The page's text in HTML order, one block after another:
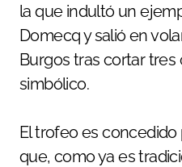
la que indultó un
Domecq y salió en
Burgos tras cortar tres
simbólico.
El trofeo es
que, como ya es